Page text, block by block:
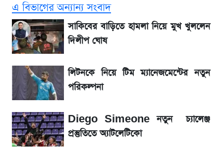
আগামী ৪ দিনের আবহাওয়া নিয়ে বড় সতর্কবার্তা
লিটনকে নিয়ে টিম ম্যানেজমেন্টের নতুন পরিকল্পনা
আগামীকালই স্পষ্ট হবে এসএসসি ফল প্রকাশের
তারিখ
৬ আগস্ট দেশের বাজারে স্বর্ণের দাম
এ বিভাগের অন্যান্য সংবাদ
সাকিবের বাড়িতে হামলা নিয়ে মুখ খুললেন
দিলীপ ঘোষ
লিটনকে নিয়ে টিম ম্যানেজমেন্টের নতুন
পরিকল্পনা
Diego Simeone নতুন চ্যালেঞ্জ
প্রস্তুতিতে অ্যাটলেটিকো